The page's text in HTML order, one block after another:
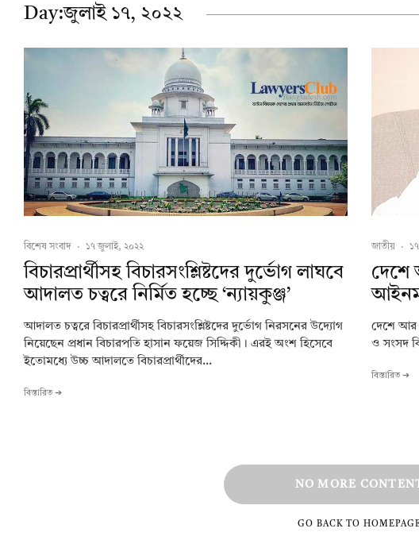
Day:জুলাই ১৭, ২০২২
বিশেষ সংবাদ · ১৭ জুলাই, ২০২২
বিচারপ্রার্থীসহ বিচারসংশ্লিষ্টদের দুর্ভোগ লাঘবে
আদালত চত্বরে নির্মিত হচ্ছে ‘ন্যায়কুঞ্জ’
আদালত চত্বরে বিচারপ্রার্থীসহ বিচারসংশ্লিষ্টদের দুর্ভোগ নিরসনের উদ্যোগ
নিয়েছেন প্রধান বিচারপতি হাসান ফয়েজ সিদ্দিকী। এরই অংশ হিসেবে
ইতোমধ্যে উচ্চ আদালতে বিচারপ্রার্থীদের...
বিস্তারিত ➔
জাতীয় ·
দেশে
দেশে আর
ও সংসদ
বিস্তারিত ➔
NO MORE
GO BACK TO